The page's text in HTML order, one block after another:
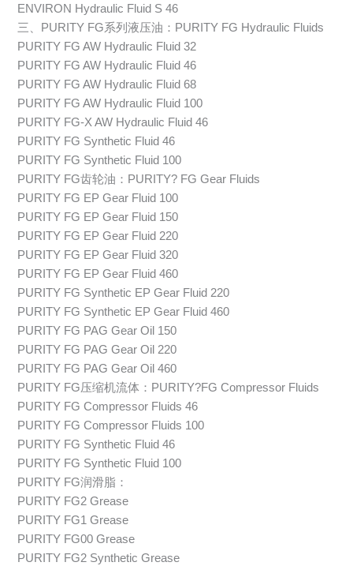
ENVIRON Hydraulic Fluid S 46
三、PURITY FG系列液压油：PURITY FG Hydraulic Fluids
PURITY FG AW Hydraulic Fluid 32
PURITY FG AW Hydraulic Fluid 46
PURITY FG AW Hydraulic Fluid 68
PURITY FG AW Hydraulic Fluid 100
PURITY FG-X AW Hydraulic Fluid 46
PURITY FG Synthetic Fluid 46
PURITY FG Synthetic Fluid 100
PURITY FG齿轮油：PURITY? FG Gear Fluids
PURITY FG EP Gear Fluid 100
PURITY FG EP Gear Fluid 150
PURITY FG EP Gear Fluid 220
PURITY FG EP Gear Fluid 320
PURITY FG EP Gear Fluid 460
PURITY FG Synthetic EP Gear Fluid 220
PURITY FG Synthetic EP Gear Fluid 460
PURITY FG PAG Gear Oil 150
PURITY FG PAG Gear Oil 220
PURITY FG PAG Gear Oil 460
PURITY FG压缩机流体：PURITY?FG Compressor Fluids
PURITY FG Compressor Fluids 46
PURITY FG Compressor Fluids 100
PURITY FG Synthetic Fluid 46
PURITY FG Synthetic Fluid 100
PURITY FG润滑脂：
PURITY FG2 Grease
PURITY FG1 Grease
PURITY FG00 Grease
PURITY FG2 Synthetic Grease